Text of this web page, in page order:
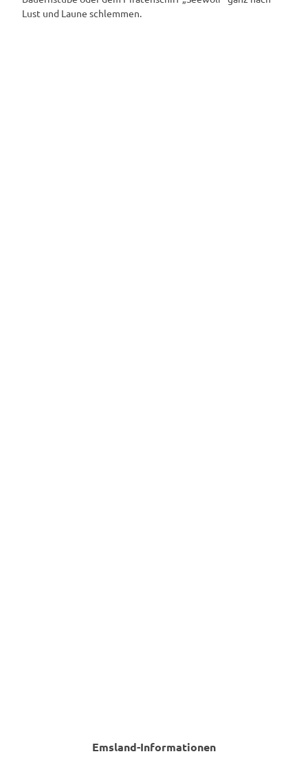
Lust und Laune schlemmen.
Spiel, Spaß und Abenteuer für die ganze Familie
Emsland-Informationen